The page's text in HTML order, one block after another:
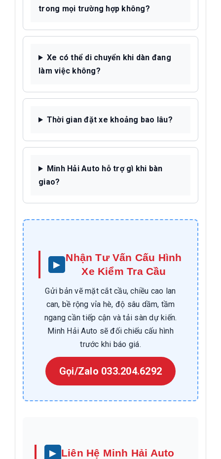
trong mọi trường hợp không?
Xe có thể di chuyển khi dàn đang
làm việc không?
Thời gian đặt xe khoảng bao lâu?
Minh Hải Auto hỗ trợ gì khi bàn
giao?
Nhận Tư Vấn Cấu Hình
Xe Kiểm Tra Cầu
Gửi bản vẽ mặt cắt cầu, chiều cao lan
can, bề rộng vỉa hè, độ sâu dầm, tầm
ngang cần tiếp cận và tải sàn dự kiến.
Minh Hải Auto sẽ đối chiếu cấu hình
trước khi báo giá.
Gọi/Zalo 033.204.6292
Liên Hệ Minh Hải Auto